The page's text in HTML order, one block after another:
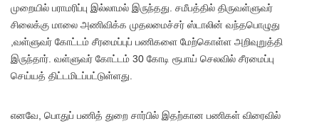
முறையில் பராமரிப்பு இல்லாமல் இருந்தது. சமீபத்தில் திருவள்ளுவர்
சிலைக்கு மாலை அணிவிக்க முதலமைச்சர் ஸ்டாலின் வந்தபொழுது
,வள்ளுவர் கோட்டம் சீரமைப்புப் பணிகளை மேற்கொள்ள அறிவுறுத்தி
இருந்தார். வள்ளுவர் கோட்டம் 30 கோடி ரூபாய் செலவில் சீரமைப்பு
செய்யத் திட்டமிடப்பட்டுள்ளது.
எனவே, பொதுப் பணித் துறை சார்பில் இதற்கான பணிகள் விரைவில்